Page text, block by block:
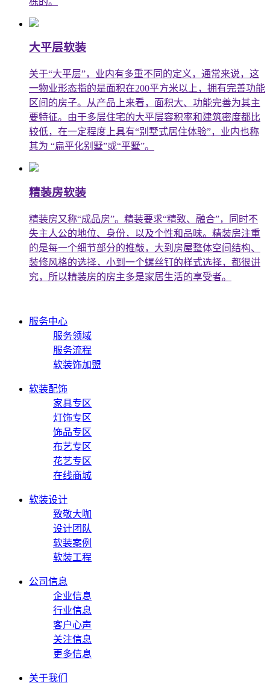
大平层软装
关于“大平层”，业内有多重不同的定义，通常来说，这
一物业形态指的是面积在200平方米以上，拥有完善功能
区间的房子。从产品上来看，面积大、功能完善为其主
要特征。由于多层住宅的大平层容积率和建筑密度都比
较低，在一定程度上具有“别墅式居住体验”，业内也称
其为 “扁平化别墅”或“平墅”。
精装房软装
精装房又称“成品房”。精装要求“精致、融合”，同时不
失主人公的地位、身份，以及个性和品味。精装房注重
的是每一个细节部分的推敲，大到房屋整体空间结构、
装修风格的选择，小到一个螺丝钉的样式选择，都很讲
究，所以精装房的房主多是家居生活的享受者。
服务中心
服务领域
服务流程
软装饰加盟
软装配饰
家具专区
灯饰专区
饰品专区
布艺专区
花艺专区
在线商城
软装设计
致敬大咖
设计团队
软装案例
软装工程
公司信息
企业信息
行业信息
客户心声
关注信息
更多信息
关于我们